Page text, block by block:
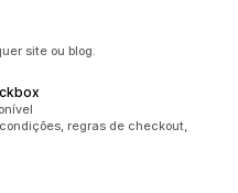
site ou blog.
regras de checkout,